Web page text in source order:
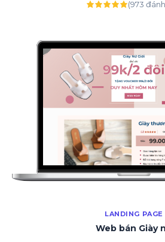
(973
LANDING PAGE
Web bán Giày